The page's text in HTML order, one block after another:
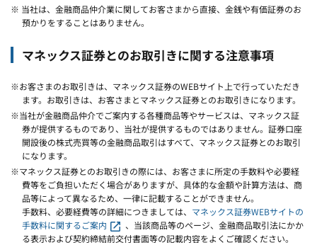
※ 当社は、金融商品仲介業に関してお客さまから直接、金銭や有価証券のお
預かりをすることはありません。
マネックス証券とのお取引きに関する注意事項
※お客さまのお取引きは、マネックス証券のWEBサイト上で行っていただき
ます。お取引きは、お客さまとマネックス証券とのお取引きになります。
※当社が金融商品仲介でご案内する各種商品等やサービスは、マネックス証
券が提供するものであり、当社が提供するものではありません。証券口座
開設後の株式売買等の金融商品取引はすべて、マネックス証券とのお取引
になります。
※マネックス証券とのお取引きの際には、お客さまに所定の手数料や必要経
費等をご負担いただく場合がありますが、具体的な金額や計算方法は、商
品等によって異なるため、一律に記載することができません。
手数料、必要経費等の詳細につきましては、 マネックス証券WEBサイトの
手数料に関するご案内
、当該商品等のページ、金融商品取引法にかか
る表示および契約締結前交付書面等の記載内容をよくご確認ください。